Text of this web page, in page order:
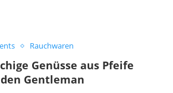
Rauchwaren
Genüsse aus Pfeife
Gentleman